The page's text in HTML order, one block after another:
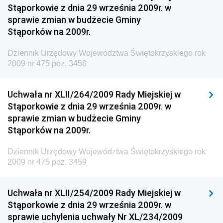
Gospodarki Terenowej i Ochrony Środowiska
Dziennik Urzędowy Ministerstwa Administracji i
Gospodarki Przestrzennej
Dziennik Urzędowy Unii Europejskiej, L
Dziennik Urzędowy Ministerstwa Przemysłu
Chemicznego i Lekkiego
Dziennik Urzędowy Ministerstwa Rolnictwa i
Gospodarki Żywnościowej
Dziennik Urzędowy Ministra Rodziny, Pracy i Polityki
Społecznej
Dziennik Urzędowy Ministra Rozwoju
Dziennik Urzędowy Ministra Infrastruktury i
Stąporkowie z dnia 29 września 2009r. w
sprawie zmian w budżecie Gminy
Stąporków na 2009r.
Dziennik Urzędowy Województwa Świętokrzyskiego rok
2009 nr 475 poz. 3458
Uchwała nr XLII/264/2009 Rady Miejskiej w
Stąporkowie z dnia 29 września 2009r. w
sprawie zmian w budżecie Gminy
Stąporków na 2009r.
Dziennik Urzędowy Województwa Świętokrzyskiego rok
2009 nr 475 poz. 3459
Uchwała nr XLII/254/2009 Rady Miejskiej w
Stąporkowie z dnia 29 września 2009r. w
sprawie uchylenia uchwały Nr XL/234/2009